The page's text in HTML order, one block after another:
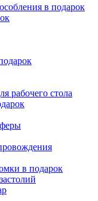
в подарок
рабочего стола
в подарок